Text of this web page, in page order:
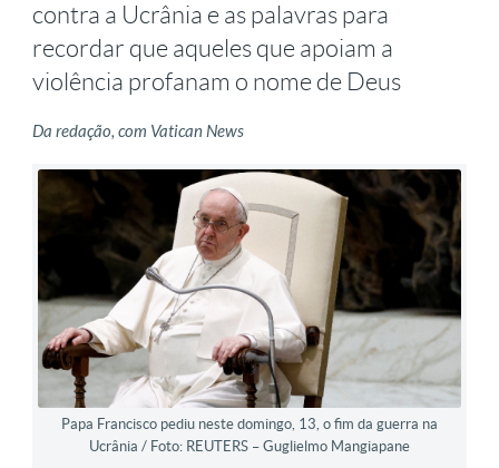
contra a Ucrânia e as palavras para
recordar que aqueles que apoiam a
violência profanam o nome de Deus
Da redação, com Vatican News
Papa Francisco pediu neste domingo, 13, o fim da guerra na
Ucrânia / Foto: REUTERS – Guglielmo Mangiapane